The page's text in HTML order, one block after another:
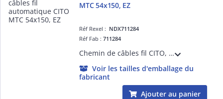
MTC 54x150, EZ
Réf Rexel : NDX711284
Réf Fab :711284
Chemin de câbles fil CITO, hauteur 54, largeur 150, finition EZ, entièrement automatique, sans éclisses, ni boulons. S'assemble en un simple clic pour une résistance équivalente à un éclissage traditionnel, se monte en 5 secondes !
Voir les tailles d'emballage du
fabricant
Ajouter au panier